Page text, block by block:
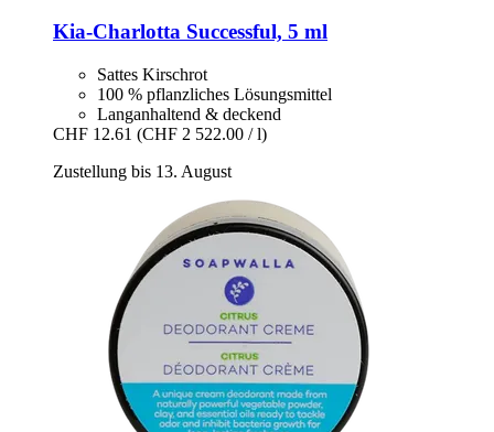
Kia-Charlotta Successful, 5 ml
Sattes Kirschrot
100 % pflanzliches Lösungsmittel
Langanhaltend & deckend
CHF 12.61 (CHF 2 522.00 / l)
Zustellung bis 13. August